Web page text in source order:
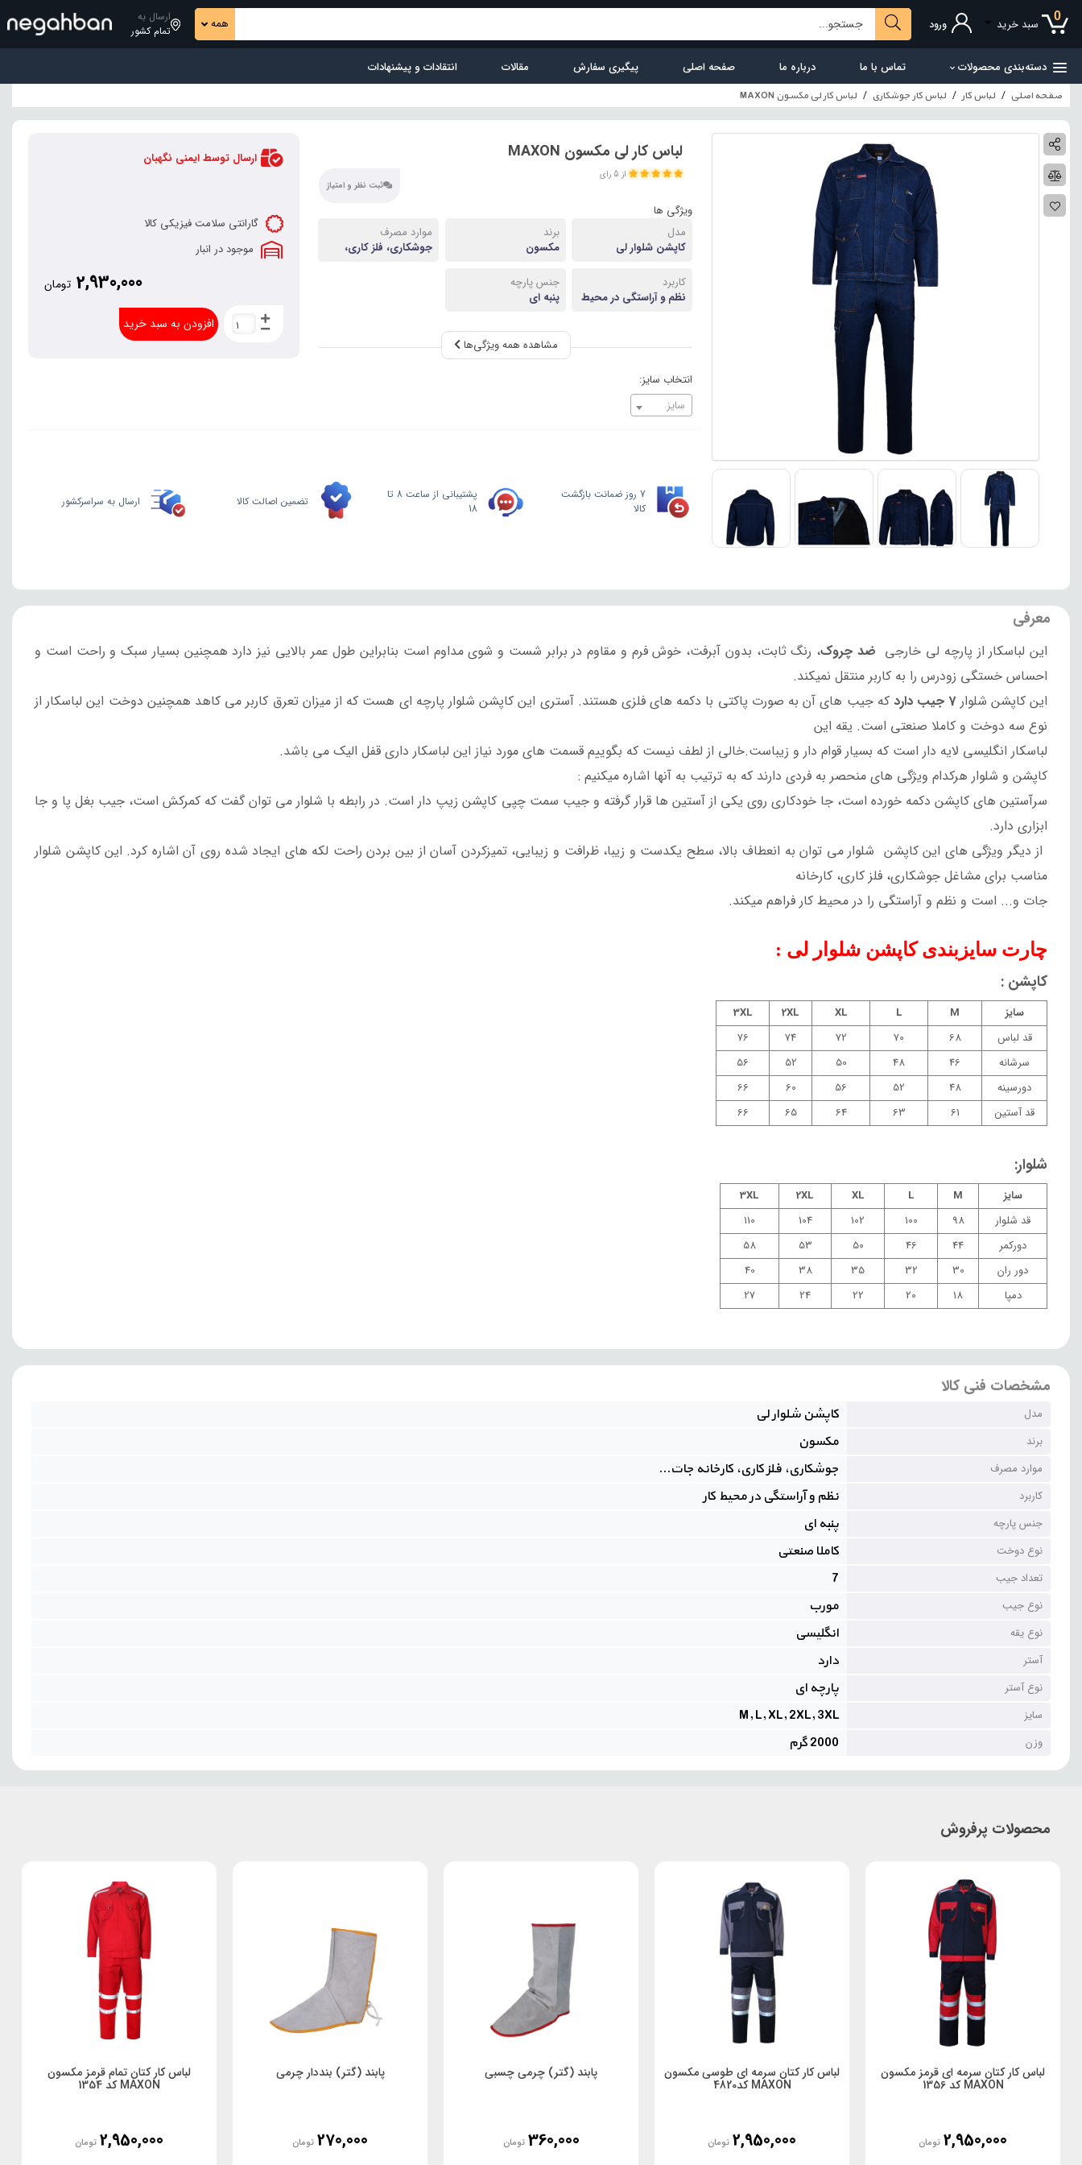
0 سبد خرید ورود همه
ارسال به
تمام کشور
دسته‌بندی محصولات تماس با ما درباره ما صفحه اصلی پیگیری سفارش مقالات انتقادات و پیشنهادات
صفحه اصلی لباس کار لباس کار جوشکاری لباس کار لی مکسون MAXON
لباس کار لی مکسون MAXON
از 5 رای
ثبت نظر و امتیاز
ویژگی ها
مدل
کاپشن شلوار لی
برند
مکسون
موارد مصرف
جوشکاری، فلز کاری،
کاربرد
نظم و آراستگی در محیط
جنس پارچه
پنبه ای
مشاهده همه ویژگی‌ها
انتخاب سایز:
سایز
ارسال توسط ایمنی نگهبان
گارانتی سلامت فیزیکی کالا
موجود در انبار
2,930,000 تومان
افزودن به سبد خرید
7 روز ضمانت بازگشت
کالا
پشتیبانی از ساعت 8 تا
18
تضمین اصالت کالا ارسال به سراسرکشور
معرفی
این لباسکار از پارچه لی خارجی ضد چروک، رنگ ثابت، بدون آبرفت، خوش فرم و مقاوم در برابر شست و شوی مداوم است بنابراین طول عمر بالایی نیز دارد همچنین بسیار سبک و راحت است و
احساس خستگی زودرس را به کاربر منتقل نمیکند.
این کاپشن شلوار7 جیب دارد که جیب های آن به صورت پاکتی با دکمه های فلزی هستند.آستری این کاپشن شلوار پارچه ای هست که از میزان تعرق کاربر می کاهد همچنین دوخت این لباسکار از
نوع سه دوخت و کاملا صنعتی است. یقه این
لباسکار انگلیسی لایه دار است که بسیار قوام دار و زیباست.خالی از لطف نیست که بگوییم قسمت های مورد نیاز این لباسکار داری قفل الیک می باشد.
کاپشن و شلوار هرکدام ویژگی های منحصر به فردی دارند که به ترتیب به آنها اشاره میکنیم :
سرآستین های کاپشن دکمه خورده است، جا خودکاری روی یکی از آستین ها قرار گرفته و جیب سمت چپی کاپشن زیپ دار است. در رابطه با شلوار می توان گفت که کمرکش است، جیب بغل پا و جا
ابزاری دارد.
از دیگر ویژگی های این کاپشن شلوار می توان به انعطاف بالا، سطح یکدست و زیبا، ظرافت و زیبایی، تمیزکردن آسان از بین بردن راحت لکه های ایجاد شده روی آن اشاره کرد. این کاپشن شلوار
مناسب برای مشاغل جوشکاری، فلز کاری، کارخانه
جات و... است و نظم و آراستگی را در محیط کار فراهم میکند.
چارت سایزبندی کاپشن شلوار لی :
کاپشن :
سایز M
L
XL
2XL
3XL
قد لباس
68
70
72
74
76
سرشانه
46
48
50
52
56
دورسینه
48
52
56
60
66
قد آستین
61
63
64
65
66
شلوار:
سایز M
L
XL
2XL
3XL
قد شلوار
98
100
102
104
110
دورکمر
44
46
50
53
58
دور ران
30
32
35
38
40
دمپا
18
20
22
24
27
مشخصات فنی کالا
مدل کاپشن شلوار لی
برند مکسون
موارد مصرف جوشکاری، فلز کاری، کارخانه جات...
کاربرد نظم و آراستگی در محیط کار
جنس پارچه پنبه ای
نوع دوخت کاملا صنعتی
تعداد جیب 7
نوع جیب مورب
نوع یقه انگلیسی
آستر دارد
نوع آستر پارچه ای
سایز M, L, XL, 2XL, 3XL
وزن 2000 گرم
محصولات پرفروش
لباس کار کتان سرمه ای قرمز مکسون
MAXON کد 1356
2,950,000 تومان
لباس کار کتان سرمه ای طوسی مکسون
MAXON کد4820
2,950,000 تومان
پابند (گتر) چرمی چسبی
360,000 تومان
پابند (گتر) بنددار چرمی
270,000 تومان
لباس کار کتان تمام قرمز مکسون
MAXON کد 1354
2,950,000 تومان